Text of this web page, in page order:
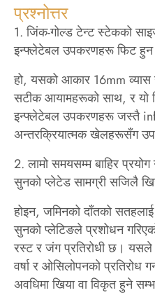
प्रश्नोत्तर
1. जिंक-गोल्ड टेन्ट स्टेकको
इन्फ्लेटेबल उपकरणहरू फिट
हो, यसको आकार 16mm
सटीक आयामहरूको साथ, र यो
इन्फ्लेटेबल उपकरणहरू जस्तै
अन्तरक्रियात्मक खेलहरूसँग
2. लामो समयसम्म बाहिर
सुनको प्लेटेड सामग्री सजिलै
होइन, जमिनको दाँतको
सुनको प्लेटिङले प्रशोधन
रस्ट र जंग प्रतिरोधी छ। यसले
वर्षा र ओसिलोपनको प्रतिरोध
अवधिमा खिया वा विकृत हुने